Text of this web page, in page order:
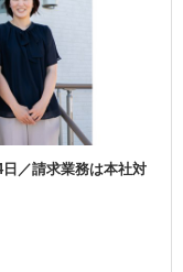
日／請求業務は本社対